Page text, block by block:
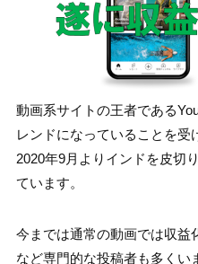
動画系サイトの王者である
レンドになっていることを受
2020年9月よりインドを皮切
ています。
今までは通常の動画では収益
など専門的な投稿者も多くい